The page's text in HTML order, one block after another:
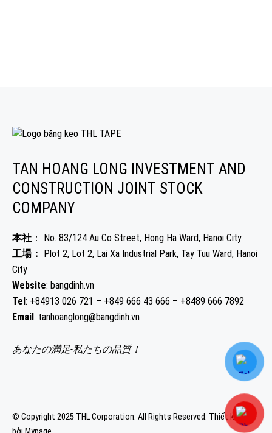
TAN HOANG LONG INVESTMENT AND
CONSTRUCTION JOINT STOCK
COMPANY
本社 ： No. 83/124 Au Co Street, Hong Ha Ward, Hanoi City
工場： Plot 2, Lot 2, Lai Xa Industrial Park, Tay Tuu Ward, Hanoi
City
Website: bangdinh.vn
Tel: +84913 026 721 – +849 666 43 666 – +8489 666 7892
Email: tanhoanglong@bangdinh.vn
あなたの満足-私たちの品質！
© Copyright 2025 THL Corporation. All Rights Reserved. Thiết kế web